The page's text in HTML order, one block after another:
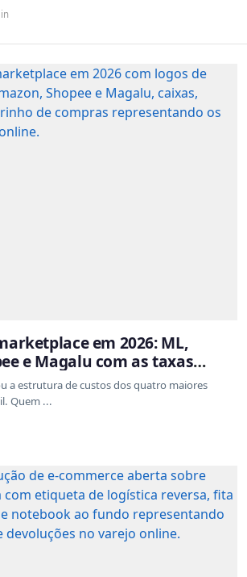
em 2026: ML,
e Magalu com as taxas
a estrutura de custos dos quatro maiores
Quem ...